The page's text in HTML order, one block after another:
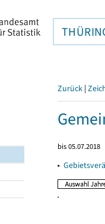
Zurück |
bis 05.07.2018
▸